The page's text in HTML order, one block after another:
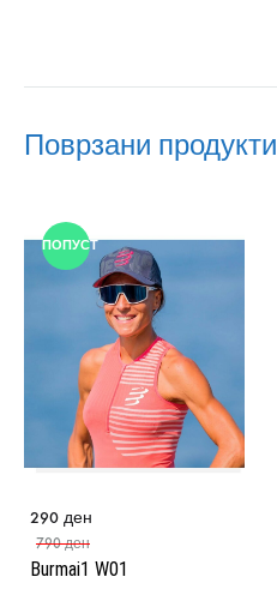
Поврзани продукти
ПОПУСТ
Burmai1 W01
290 ден
790ден